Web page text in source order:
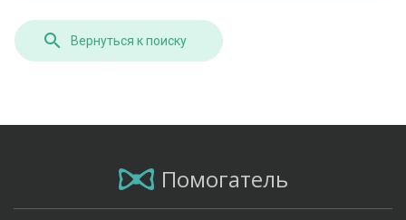
Вернуться к поиску
Помогатель